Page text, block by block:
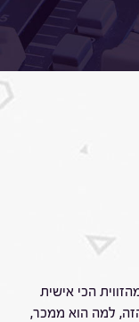
הכי אישית
למה הוא ממכר,